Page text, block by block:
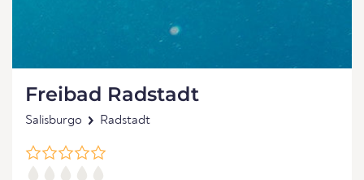
Freibad Radstadt
Salisburgo Radstadt